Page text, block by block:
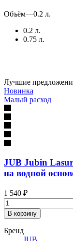
Объём—0.2 л.
0.2 л.
0.75 л.
Лучшие
Новинка
Малый расход
JUB Jubin
на водной
1 540 ₽
В корзину
Бренд